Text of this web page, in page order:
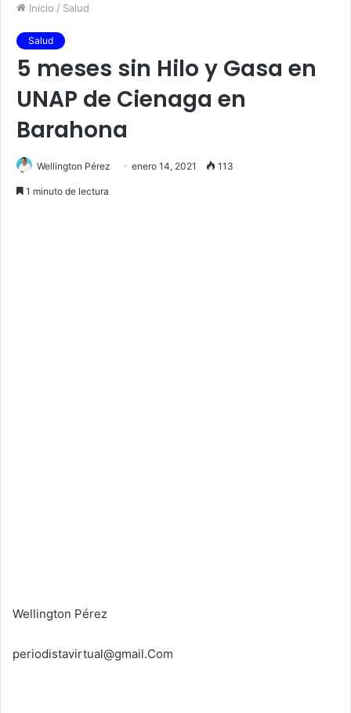
Inicio / Salud
Salud
5 meses sin Hilo y Gasa en
UNAP de Cienaga en
Barahona
Wellington Pérez enero 14, 2021 113
1 minuto de lectura
Wellington Pérez
periodistavirtual@gmail.Com